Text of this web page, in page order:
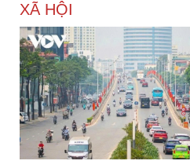
XÃ HỘI